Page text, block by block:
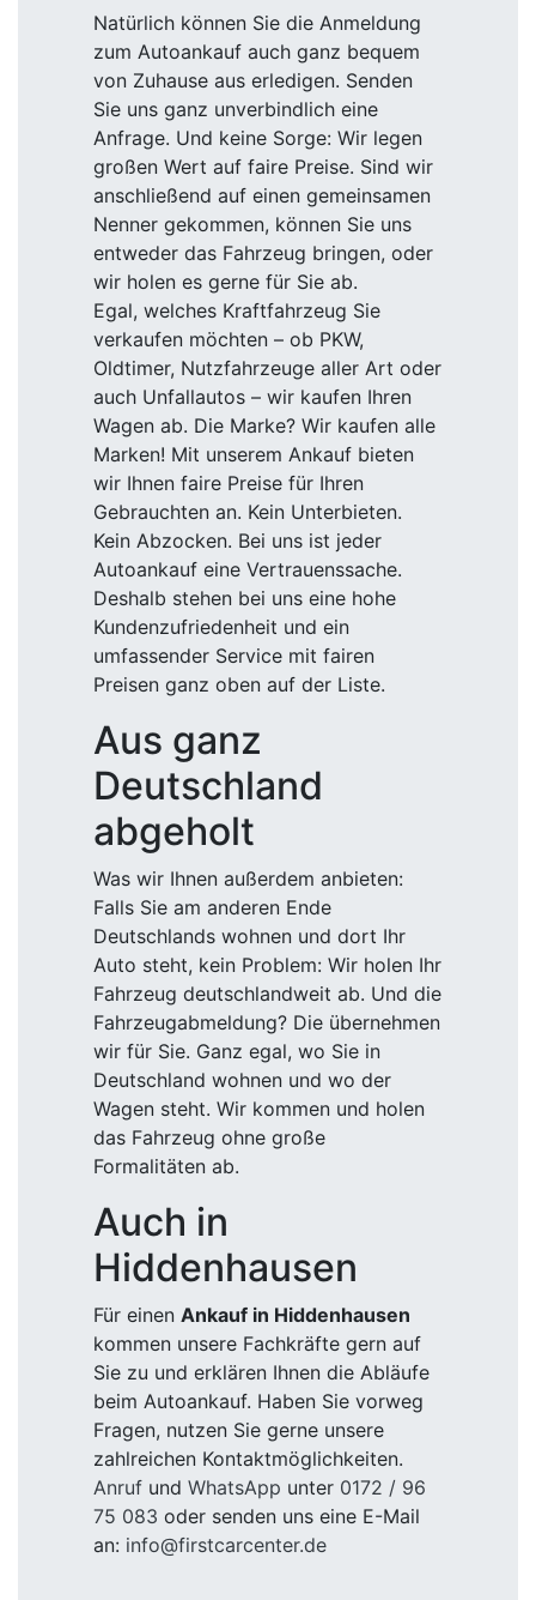
Natürlich können Sie die Anmeldung
zum Autoankauf auch ganz bequem
von Zuhause aus erledigen. Senden
Sie uns ganz unverbindlich eine
Anfrage. Und keine Sorge: Wir legen
großen Wert auf faire Preise. Sind wir
anschließend auf einen gemeinsamen
Nenner gekommen, können Sie uns
entweder das Fahrzeug bringen, oder
wir holen es gerne für Sie ab.
Egal, welches Kraftfahrzeug Sie
verkaufen möchten – ob PKW,
Oldtimer, Nutzfahrzeuge aller Art oder
auch Unfallautos – wir kaufen Ihren
Wagen ab. Die Marke? Wir kaufen alle
Marken! Mit unserem Ankauf bieten
wir Ihnen faire Preise für Ihren
Gebrauchten an. Kein Unterbieten.
Kein Abzocken. Bei uns ist jeder
Autoankauf eine Vertrauenssache.
Deshalb stehen bei uns eine hohe
Kundenzufriedenheit und ein
umfassender Service mit fairen
Preisen ganz oben auf der Liste.
Aus ganz
Deutschland
abgeholt
Was wir Ihnen außerdem anbieten:
Falls Sie am anderen Ende
Deutschlands wohnen und dort Ihr
Auto steht, kein Problem: Wir holen Ihr
Fahrzeug deutschlandweit ab. Und die
Fahrzeugabmeldung? Die übernehmen
wir für Sie. Ganz egal, wo Sie in
Deutschland wohnen und wo der
Wagen steht. Wir kommen und holen
das Fahrzeug ohne große
Formalitäten ab.
Auch in
Hiddenhausen
Für einen Ankauf in Hiddenhausen
kommen unsere Fachkräfte gern auf
Sie zu und erklären Ihnen die Abläufe
beim Autoankauf. Haben Sie vorweg
Fragen, nutzen Sie gerne unsere
zahlreichen Kontaktmöglichkeiten.
Anruf und WhatsApp unter 0172 / 96
75 083 oder senden uns eine E-Mail
an: info@firstcarcenter.de